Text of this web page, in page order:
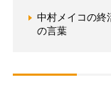
中村メイコの
の言葉